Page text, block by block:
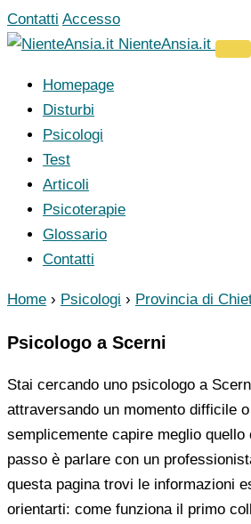
Vai
al
Contatti Accesso
NienteAnsia.it
Homepage
Disturbi
Psicologi
Test
Articoli
Psicoterapie
Glossario
Contatti
Home › Psicologi › Provincia di
Psicologo a Scerni
Stai cercando uno psicologo a
attraversando un momento difficile
semplicemente capire meglio
passo è parlare con un
questa pagina trovi le informazioni
orientarti: come funziona il primo